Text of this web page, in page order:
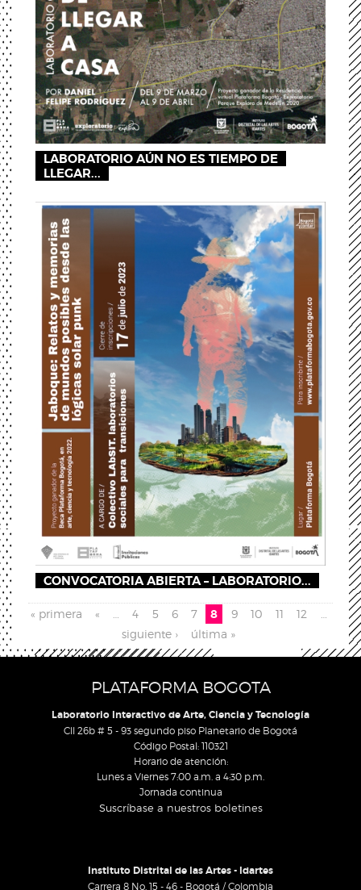
LABORATORIO AÚN NO ES TIEMPO DE
LLEGAR...
CONVOCATORIA ABIERTA – LABORATORIO...
Pages
« primera « 4 5 6 7 8 9 10 11 12
siguiente ›
última »
PLATAFORMA BOGOTA
Laboratorio Interactivo de Arte, Ciencia y Tecnología
Cll 26b # 5 - 93 segundo piso Planetario de Bogotá
Código Postal: 110321
Horario de atención:
Lunes a Viernes 7:00 a.m. a 4:30 p.m.
Jornada continua
Suscríbase a nuestros boletines
Instituto Distrital de las Artes - Idartes
Carrera 8 No. 15 - 46 - Bogotá / Colombia